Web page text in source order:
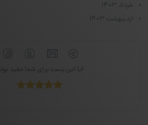
خرداد ۱۴۰۳
اردیبهشت ۱۴۰۳
آیا این پست برای شما مفید بود؟